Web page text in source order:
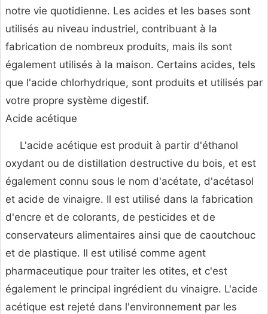
notre vie quotidienne. Les acides et les bases sont
utilisés au niveau industriel, contribuant à la
fabrication de nombreux produits, mais ils sont
également utilisés à la maison. Certains acides, tels
que l'acide chlorhydrique, sont produits et utilisés par
votre propre système digestif.
Acide acétique
L'acide acétique est produit à partir d'éthanol
oxydant ou de distillation destructive du bois, et est
également connu sous le nom d'acétate, d'acétasol
et acide de vinaigre. Il est utilisé dans la fabrication
d'encre et de colorants, de pesticides et de
conservateurs alimentaires ainsi que de caoutchouc
et de plastique. Il est utilisé comme agent
pharmaceutique pour traiter les otites, et c'est
également le principal ingrédient du vinaigre. L'acide
acétique est rejeté dans l'environnement par les